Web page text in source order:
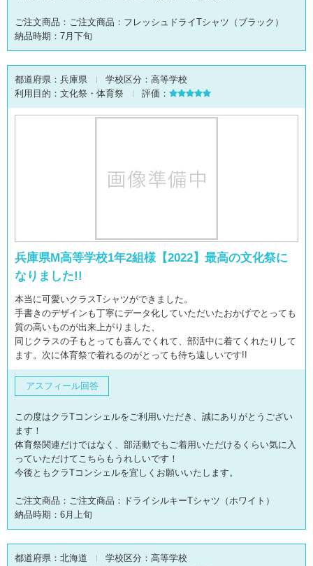
ご注文商品：ご注文商品：フレッシュドライTシャツ（ブラック）
納品時期：7月下旬
都道府県： 兵庫県 学校区分： 高等学校
利用目的： 文化祭・体育祭 評価：
兵庫県M高等学校1年2組様【2022】最高の文化祭に
なりました!!
本当に可愛いクラスTシャツができました。
手書きのデザインも丁寧にデータ化していただいたおかげでとっても
質の高いものが出来上がりました、
同じクラスの子もとっても喜んでくれて、部活中に着てくれたりして
ます。次に体育祭で着れるのがとっても待ち遠しいです!!
アスフィール回答
この度はクラTコンシェルをご利用いただき、誠にありがとうござい
ます！
体育祭関連だけではなく、部活動でもご着用いただけるくらい気に入
っていただけてこちらもうれしいです！
今後ともクラTコンシェルを宜しくお願いいたします。
ご注文商品：ご注文商品：ドライシルキーTシャツ（ホワイト）
納品時期：6月上旬
都道府県： 北海道 学校区分： 高等学校